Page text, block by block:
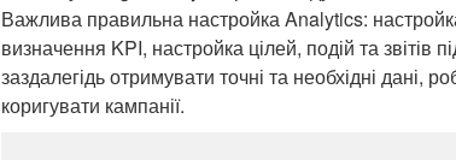
Важлива правильна настройка Analytics:
визначення KPI, настройка цілей, подій та звітів
заздалегідь отримувати точні та необхідні дані,
коригувати кампанії.